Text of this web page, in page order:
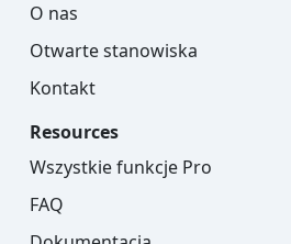
O nas
Otwarte stanowiska
Kontakt
Resources
Wszystkie funkcje Pro
FAQ